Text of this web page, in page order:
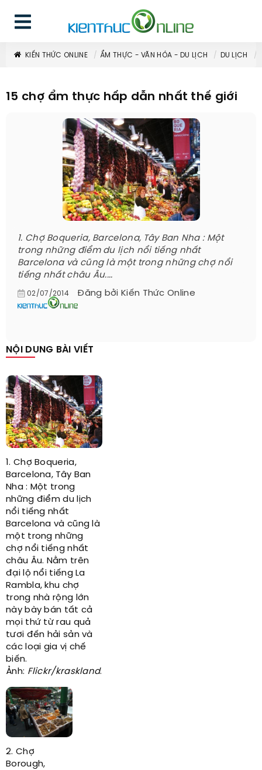
KIẾN THỨC ONLINE ẨM THỰC - VĂN HÓA - DU LỊCH DU LỊCH
15 chợ ẩm thực hấp dẫn nhất thế giới
1. Chợ Boqueria, Barcelona, ​​Tây Ban Nha : Một
trong những điểm du lịch nổi tiếng nhất
Barcelona và cũng là một trong những chợ nổi
tiếng nhất châu Âu....
02/07/2014 Đăng bởi Kiến Thức Online
NỘI DUNG BÀI VIẾT
1. Chợ Boqueria,
Barcelona, ​​Tây Ban
Nha : Một trong
những điểm du lịch
nổi tiếng nhất
Barcelona và cũng là
một trong những
chợ nổi tiếng nhất
châu Âu. Nằm trên
đại lộ nổi tiếng La
Rambla, khu chợ
trong nhà rộng lớn
này bày bán tất cả
mọi thứ từ rau quả
tươi đến hải sản và
các loại gia vị chế
biến.
Ảnh: Flickr/kraskland.
2. Chợ
Borough,